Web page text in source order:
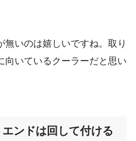
いのは嬉しいですね。取り
向いているクーラーだと思い
ンドは回して付ける